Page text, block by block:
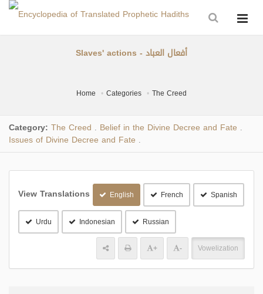
Slaves' actions - أفعال العباد
Home Categories The Creed
Category: The Creed Belief in the Divine Decree and Fate
Issues of Divine Decree and Fate
View Translations English French Spanish
Urdu Indonesian Russian
+ - Vowelization